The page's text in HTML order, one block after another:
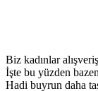
Biz kadınlar
İşte bu yüzden
Hadi buyrun daha